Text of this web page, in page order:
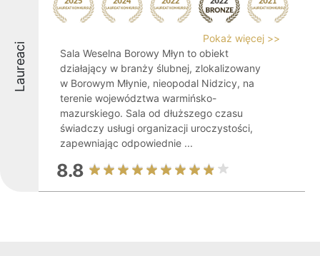
Laureaci
Pokaż więcej >>
Sala Weselna Borowy Młyn to obiekt
działający w branży ślubnej, zlokalizowany
w Borowym Młynie, nieopodal Nidzicy, na
terenie województwa warmińsko-
mazurskiego. Sala od dłuższego czasu
świadczy usługi organizacji uroczystości,
zapewniając odpowiednie ...
8.8